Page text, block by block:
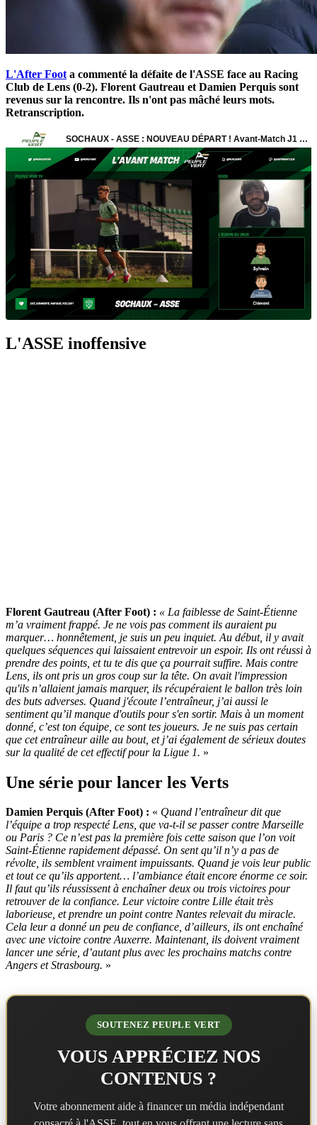
L'After Foot a commenté la défaite de l'ASSE face au Racing
Club de Lens (0-2). Florent Gautreau et Damien Perquis sont
revenus sur la rencontre. Ils n'ont pas mâché leurs mots.
Retranscription.
L'ASSE inoffensive
Florent Gautreau (After Foot) : « La faiblesse de Saint-Étienne
m’a vraiment frappé. Je ne vois pas comment ils auraient pu
marquer… honnêtement, je suis un peu inquiet. Au début, il y avait
quelques séquences qui laissaient entrevoir un espoir. Ils ont réussi à
prendre des points, et tu te dis que ça pourrait suffire. Mais contre
Lens, ils ont pris un gros coup sur la tête. On avait l'impression
qu'ils n’allaient jamais marquer, ils récupéraient le ballon très loin
des buts adverses. Quand j'écoute l’entraîneur, j’ai aussi le
sentiment qu’il manque d'outils pour s'en sortir. Mais à un moment
donné, c’est ton équipe, ce sont tes joueurs. Je ne suis pas certain
que cet entraîneur aille au bout, et j’ai également de sérieux doutes
sur la qualité de cet effectif pour la Ligue 1. »
Une série pour lancer les Verts
Damien Perquis (After Foot) : « Quand l’entraîneur dit que
l’équipe a trop respecté Lens, que va-t-il se passer contre Marseille
ou Paris ? Ce n’est pas la première fois cette saison que l’on voit
Saint-Étienne rapidement dépassé. On sent qu’il n’y a pas de
révolte, ils semblent vraiment impuissants. Quand je vois leur public
et tout ce qu’ils apportent… l’ambiance était encore énorme ce soir.
Il faut qu’ils réussissent à enchaîner deux ou trois victoires pour
retrouver de la confiance. Leur victoire contre Lille était très
laborieuse, et prendre un point contre Nantes relevait du miracle.
Cela leur a donné un peu de confiance, d’ailleurs, ils ont enchaîné
avec une victoire contre Auxerre. Maintenant, ils doivent vraiment
lancer une série, d’autant plus avec les prochains matchs contre
Angers et Strasbourg. »
SOUTENEZ PEUPLE VERT
VOUS APPRÉCIEZ NOS
CONTENUS ?
Votre abonnement aide à financer un média indépendant